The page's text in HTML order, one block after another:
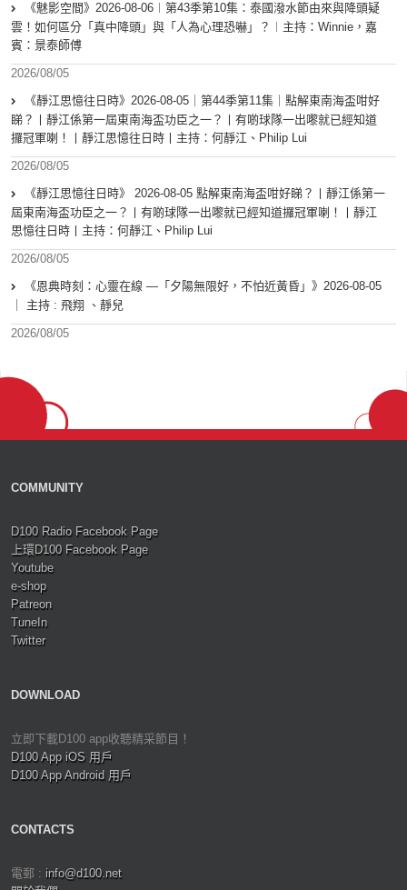
《魅影空間》2026-08-06︱第43季第10集：泰國潑水節由來與降頭疑
雲！如何區分「真中降頭」與「人為心理恐嚇」？︱主持：Winnie，嘉
賓：景泰師傅
2026/08/05
《靜江思憶往日時》2026-08-05｜第44季第11集｜點解東南海盃咁好
睇？丨靜江係第一屆東南海盃功臣之一？丨有啲球隊一出嚟就已經知道
攞冠軍喇！丨靜江思憶往日時丨主持：何靜江、Philip Lui
2026/08/05
《靜江思憶往日時》 2026-08-05 點解東南海盃咁好睇？丨靜江係第一
屆東南海盃功臣之一？丨有啲球隊一出嚟就已經知道攞冠軍喇！丨靜江
思憶往日時丨主持：何靜江、Philip Lui
2026/08/05
《恩典時刻：心靈在線 —「夕陽無限好，不怕近黃昏」》2026-08-05
｜ 主持 : 飛翔 、靜兒
2026/08/05
COMMUNITY
D100 Radio Facebook Page
上環D100 Facebook Page
Youtube
e-shop
Patreon
TuneIn
Twitter
DOWNLOAD
立即下載D100 app收聽精采節目！
D100 App iOS 用戶
D100 App Android 用戶
CONTACTS
電郵 : info@d100.net